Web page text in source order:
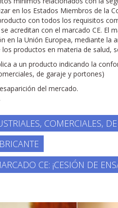
en los Estados Miembros de la
con todos los requisitos
acreditan con el marcado CE. El
en la Unión Europea, mediante la
productos en materia de salud,
a un producto indicando la
de garaje y portones)
del mercado.
COMERCIALES, DE
CE: ¡CESIÓN DE